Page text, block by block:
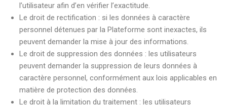
l’utilisateur afin d’en vérifier l’exactitude.
Le droit de rectification : si les données à caractère
personnel détenues par la Plateforme sont inexactes, ils
peuvent demander la mise à jour des informations.
Le droit de suppression des données : les utilisateurs
peuvent demander la suppression de leurs données à
caractère personnel, conformément aux lois applicables en
matière de protection des données.
Le droit à la limitation du traitement : les utilisateurs